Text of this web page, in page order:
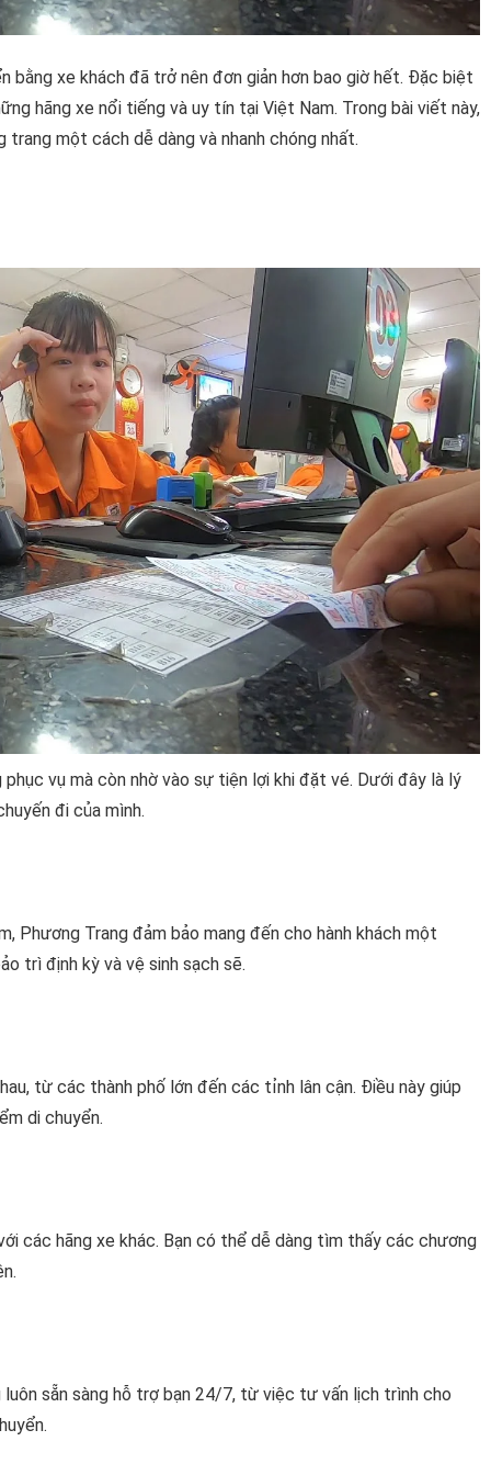
bằng xe khách đã trở nên đơn giản hơn bao giờ hết. Đặc biệt
hãng xe nổi tiếng và uy tín tại Việt Nam. Trong bài viết này,
một cách dễ dàng và nhanh chóng nhất.
vụ mà còn nhờ vào sự tiện lợi khi đặt vé. Dưới đây là lý
đi của mình.
Phương Trang đảm bảo mang đến cho hành khách một
trì định kỳ và vệ sinh sạch sẽ.
từ các thành phố lớn đến các tỉnh lân cận. Điều này giúp
di chuyển.
các hãng xe khác. Bạn có thể dễ dàng tìm thấy các chương
sẵn sàng hỗ trợ bạn 24/7, từ việc tư vấn lịch trình cho